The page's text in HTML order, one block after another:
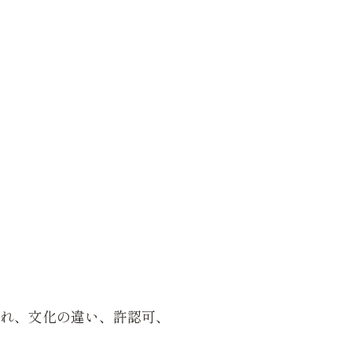
文化の違い、許認可、